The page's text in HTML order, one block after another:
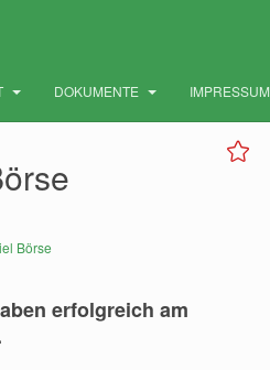
DOKUMENTE IMPRESSUM
erfolgreich am